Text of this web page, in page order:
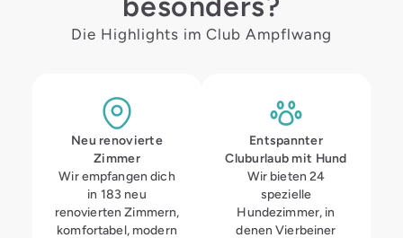
Die Highlights im Club Ampflwang
Neu renovierte
Zimmer
Wir empfangen dich
in 183 neu
renovierten Zimmern,
komfortabel, modern
Entspannter
Cluburlaub mit Hund
Wir bieten 24
spezielle
Hundezimmer, in
denen Vierbeiner